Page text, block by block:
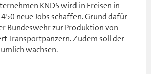
KNDS wird in Freisen in
neue Jobs schaffen. Grund dafür
Bundeswehr zur Produktion von
Transportpanzern. Zudem soll der
wachsen.